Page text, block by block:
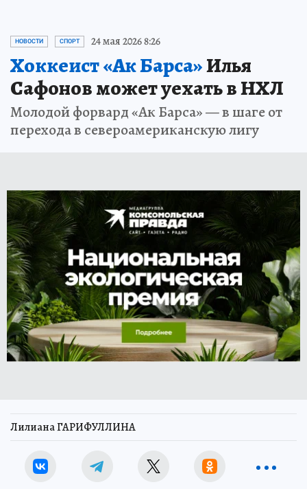
НОВОСТИ СПОРТ 24 мая 2026 8:26
Хоккеист «Ак Барса»Илья
Сафонов может уехать в НХЛ
Молодой форвард «Ак Барса» — в шаге от
перехода в североамериканскую лигу
Лилиана ГАРИФУЛЛИНА